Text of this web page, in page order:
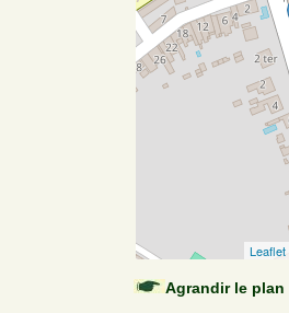
Leaflet
Agrandir le plan